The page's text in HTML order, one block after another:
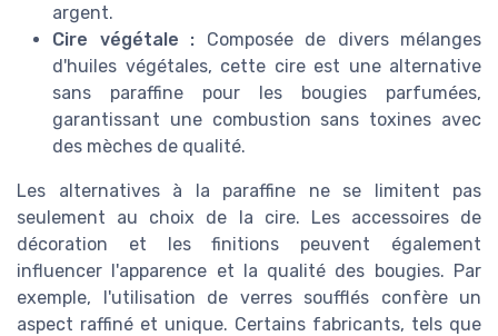
argent.
Cire végétale : Composée de divers mélanges
d'huiles végétales, cette cire est une alternative
sans paraffine pour les bougies parfumées,
garantissant une combustion sans toxines avec
des mèches de qualité.
Les alternatives à la paraffine ne se limitent pas
seulement au choix de la cire. Les accessoires de
décoration et les finitions peuvent également
influencer l'apparence et la qualité des bougies. Par
exemple, l'utilisation de verres soufflés confère un
aspect raffiné et unique. Certains fabricants, tels que